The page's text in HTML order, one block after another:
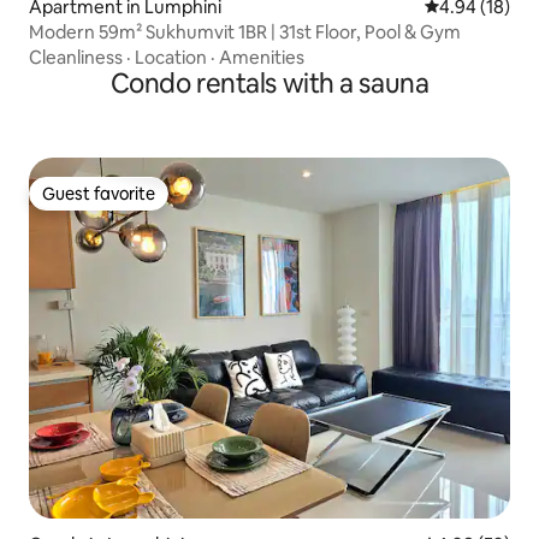
Apartment in Lumphini 4.94 out of 5
4.94 (18)
Modern 59m² Sukhumvit 1BR | 31st Floor, Pool & Gym
Cleanliness · Location · Amenities
Condo rentals with a sauna
Guest favorite
Guest favorite